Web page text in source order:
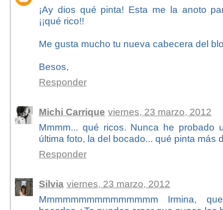
¡Ay dios qué pinta! Esta me la anoto
¡¡qué rico!!
Me gusta mucho tu nueva cabecera del
Besos,
Responder
Michi Carrique viernes, 23 marzo, 2012
Mmmm... qué ricos. Nunca he probado
última foto, la del bocado... qué pinta más
Responder
Silvia viernes, 23 marzo, 2012
Mmmmmmmmmmmmmmm Irmina,